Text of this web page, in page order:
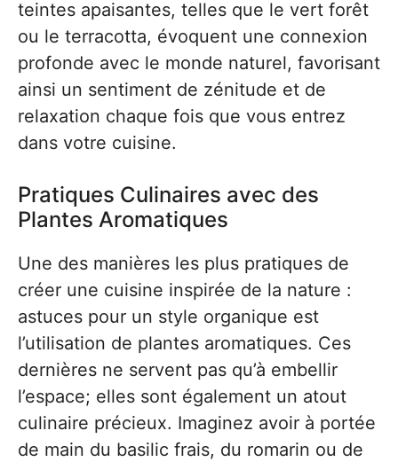
teintes apaisantes, telles que le vert forêt
ou le terracotta, évoquent une connexion
profonde avec le monde naturel, favorisant
ainsi un sentiment de zénitude et de
relaxation chaque fois que vous entrez
dans votre cuisine.
Pratiques Culinaires avec des
Plantes Aromatiques
Une des manières les plus pratiques de
créer une cuisine inspirée de la nature :
astuces pour un style organique est
l’utilisation de plantes aromatiques. Ces
dernières ne servent pas qu’à embellir
l’espace; elles sont également un atout
culinaire précieux. Imaginez avoir à portée
de main du basilic frais, du romarin ou de